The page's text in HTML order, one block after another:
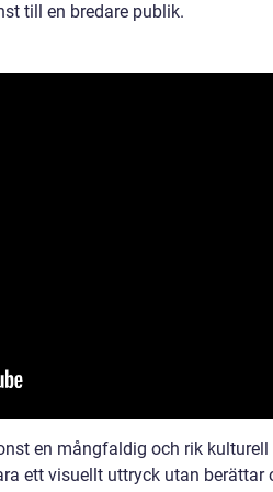
till en bredare publik.
en mångfaldig och rik kulturell
ett visuellt uttryck utan berättar